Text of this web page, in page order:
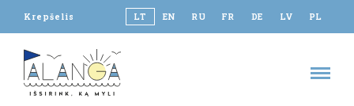
Krepšelis LT EN RU FR DE LV PL